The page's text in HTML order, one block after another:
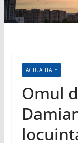
ACTUALITATE
Omul